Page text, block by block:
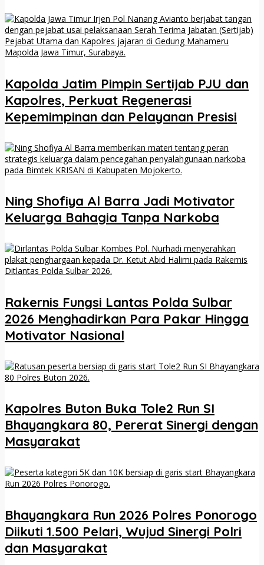
Kapolda Jatim Pimpin Sertijab PJU dan
Kapolres, Perkuat Regenerasi
Kepemimpinan dan Pelayanan Presisi
Ning Shofiya Al Barra Jadi Motivator
Keluarga Bahagia Tanpa Narkoba
Rakernis Fungsi Lantas Polda Sulbar
2026 Menghadirkan Para Pakar Hingga
Motivator Nasional
Kapolres Buton Buka Tole2 Run SI
Bhayangkara 80, Pererat Sinergi dengan
Masyarakat
Bhayangkara Run 2026 Polres Ponorogo
Diikuti 1.500 Pelari, Wujud Sinergi Polri
dan Masyarakat